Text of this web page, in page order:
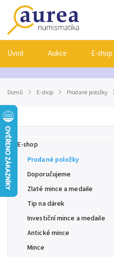
Úvod Aukce E-shop
Domů / E-shop / Prodané položky /
E-shop
Prodané položky
Doporučujeme
Zlaté mince a medaile
Tip na dárek
Investiční mince a medaile
Antické mince
Mince